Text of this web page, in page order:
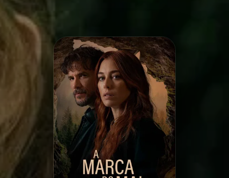
Minha Lista
Pesquisar